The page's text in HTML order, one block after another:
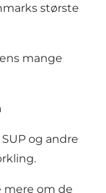
største
mange
og andre
mere om de